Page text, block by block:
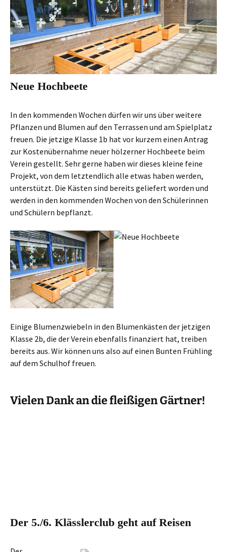
Neue Hochbeete
In den kommenden Wochen dürfen wir uns über weitere
Pflanzen und Blumen auf den Terrassen und am Spielplatz
freuen. Die jetzige Klasse 1b hat vor kurzem einen Antrag
zur Kostenübernahme neuer hölzerner Hochbeete beim
Verein gestellt. Sehr gerne haben wir dieses kleine feine
Projekt, von dem letztendlich alle etwas haben werden,
unterstützt. Die Kästen sind bereits geliefert worden und
werden in den kommenden Wochen von den Schülerinnen
und Schülern bepflanzt.
Einige Blumenzwiebeln in den Blumenkästen der jetzigen
Klasse 2b, die der Verein ebenfalls finanziert hat, treiben
bereits aus. Wir können uns also auf einen Bunten Frühling
auf dem Schulhof freuen.
Vielen Dank an die fleißigen Gärtner!
Der 5./6. Klässlerclub geht auf Reisen